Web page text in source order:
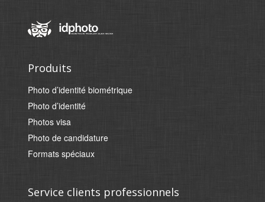
Produits
Photo d’identité biométrique
Photo d’identité
Photos visa
Photo de candidature
Formats spéciaux
Service clients professionnels